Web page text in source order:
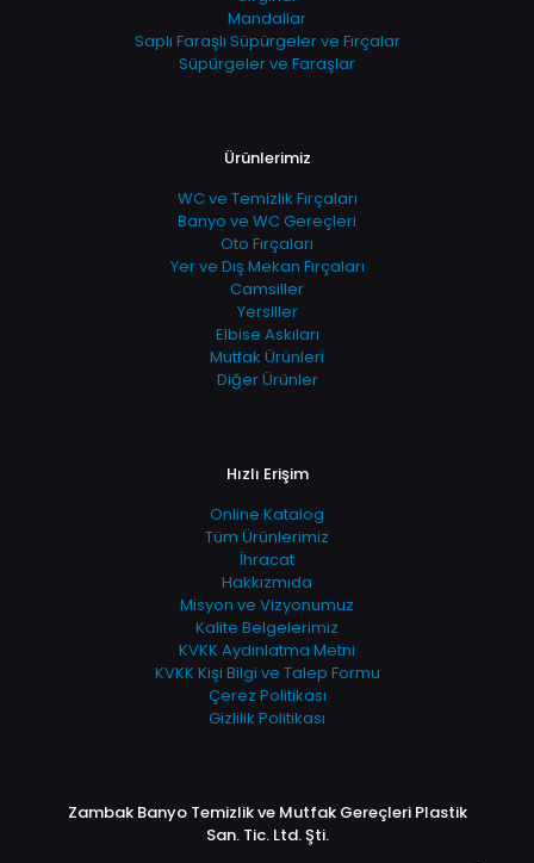
Mandallar
Saplı Faraşlı Süpürgeler ve Fırçalar
Süpürgeler ve Faraşlar
Ürünlerimiz
WC ve Temizlik Fırçaları
Banyo ve WC Gereçleri
Oto Fırçaları
Yer ve Dış Mekan Fırçaları
Camsiller
Yersiller
Elbise Askıları
Mutfak Ürünleri
Diğer Ürünler
Hızlı Erişim
Online Katalog
Tüm Ürünlerimiz
İhracat
Hakkızmıda
Misyon ve Vizyonumuz
Kalite Belgelerimiz
KVKK Aydınlatma Metni
KVKK Kişi Bilgi ve Talep Formu
Çerez Politikası
Gizlilik Politikası
Zambak Banyo Temizlik ve Mutfak Gereçleri Plastik
San. Tic. Ltd. Şti.